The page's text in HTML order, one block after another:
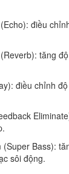
điều
tăng
điều chỉnh
Bass):
sôi động.